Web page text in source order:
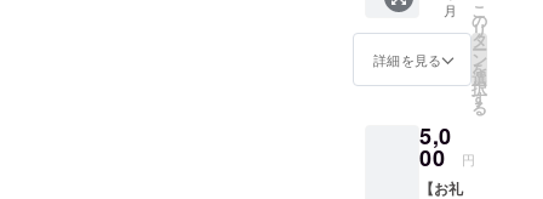
を始め、ア
サービスで
べく、つい
に2017年11
月に脱サ
月
詳細を見る
こ
の
リ
タ
ー
ン
を
選
択
す
る
5,0
00 円
【お礼